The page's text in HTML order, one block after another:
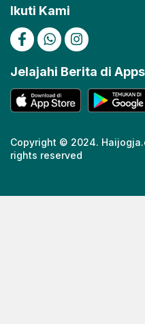
Ikuti Kami
Jelajahi Berita di
Copyright © 2024.
rights reserved